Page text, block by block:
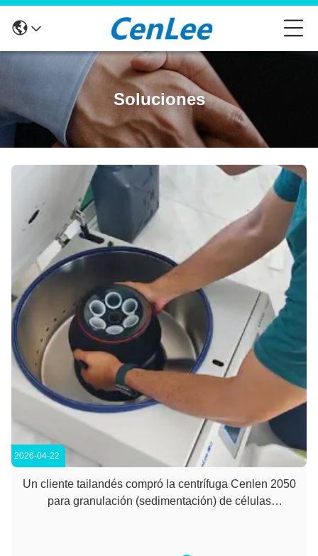
Soluciones
2026-04-22
Un cliente tailandés compró la centrífuga Cenlen 2050
para granulación (sedimentación) de células